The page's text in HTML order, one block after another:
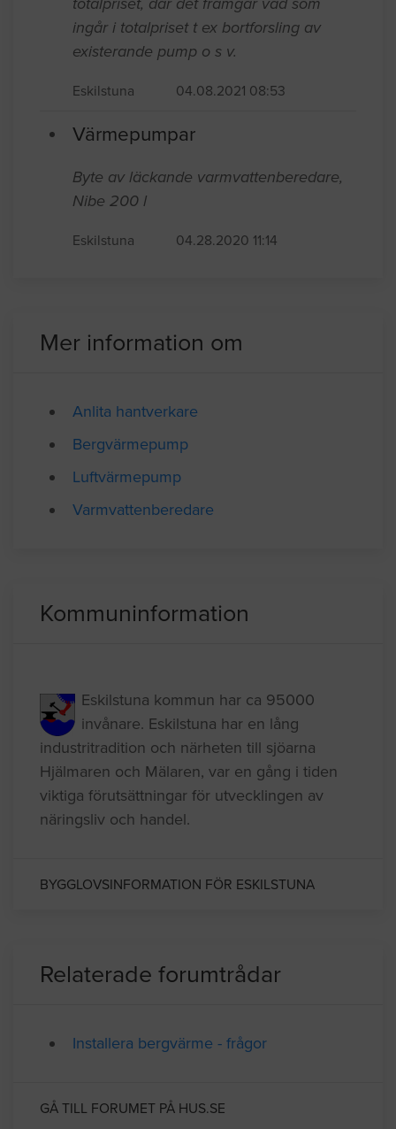
- till en "Nibe F110P", denna modell är
den enda som passar. Vi önskar offerter
där också rotavdraget är medräknat i
ingår i totalpriset t ex bortforsling av
existerande pump o s v.
Värmepumpar
Byte av läckande varmvattenberedare,
Mer information om
Anlita hantverkare
Bergvärmepump
Kommuninformation
Eskilstuna kommun har ca 95000
invånare. Eskilstuna har en lång
industritradition och närheten till sjöarna
näringsliv och handel.
Relaterade forumtrådar
Installera bergvärme - frågor